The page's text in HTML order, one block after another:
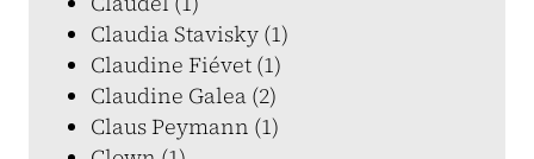
Claudia Stavisky (1)
Claudine Fiévet (1)
Claudine Galea (2)
Claus Peymann (1)